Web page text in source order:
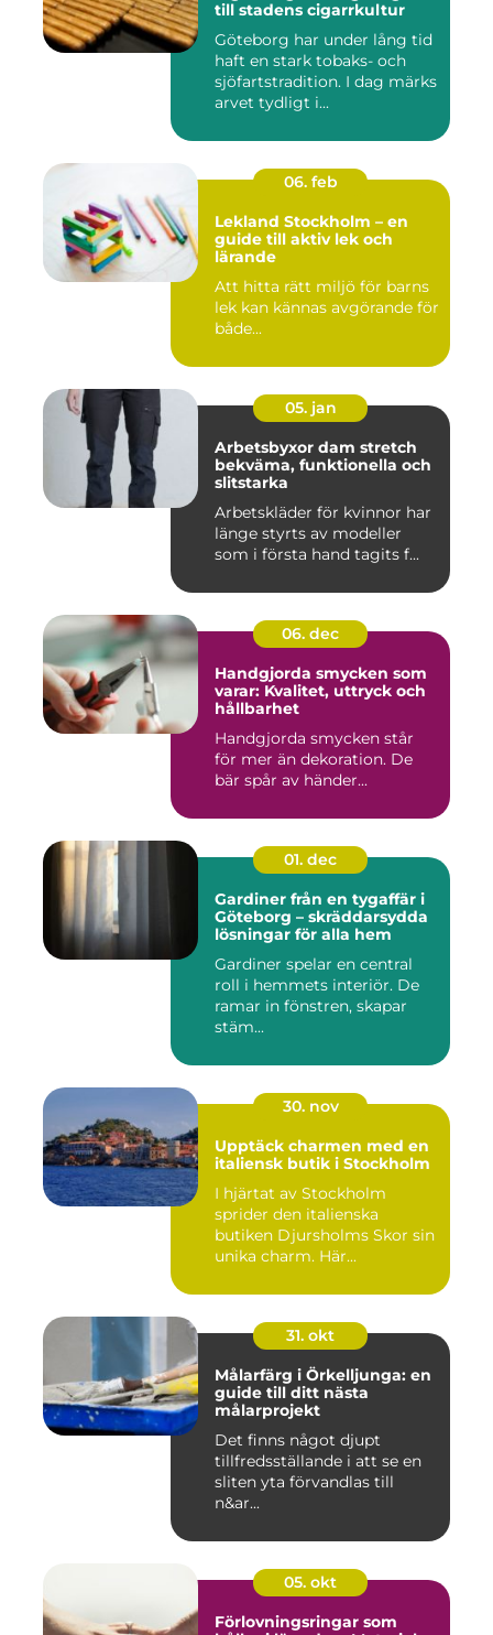
till stadens cigarrkultur
Göteborg har under lång tid
haft en stark tobaks- och
sjöfartstradition. I dag märks
arvet tydligt i...
06. feb
Lekland Stockholm – en
guide till aktiv lek och
lärande
Att hitta rätt miljö för barns
lek kan kännas avgörande för
både...
05. jan
Arbetsbyxor dam stretch
bekväma, funktionella och
slitstarka
Arbetskläder för kvinnor har
länge styrts av modeller
som i första hand tagits f...
06. dec
Handgjorda smycken som
varar: Kvalitet, uttryck och
hållbarhet
Handgjorda smycken står
för mer än dekoration. De
bär spår av händer...
01. dec
Gardiner från en tygaffär i
Göteborg – skräddarsydda
lösningar för alla hem
Gardiner spelar en central
roll i hemmets interiör. De
ramar in fönstren, skapar
stäm...
30. nov
Upptäck charmen med en
italiensk butik i Stockholm
I hjärtat av Stockholm
sprider den italienska
butiken Djursholms Skor sin
unika charm. Här...
31. okt
Målarfärg i Örkelljunga: en
guide till ditt nästa
målarprojekt
Det finns något djupt
tillfredsställande i att se en
sliten yta förvandlas till
n&ar...
05. okt
Förlovningsringar som